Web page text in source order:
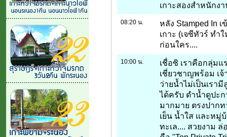
เกาะสองสำหนักง
08:20 น.
หลัง Stamped In
เกาะ (เจซีทัวร์ ทำ
ก่อนใคร....
10:00 น.
เชื่อซิ เราคือกลุ่มแ
เชี่ยวชาญพร้อม เ
ว่ายน้ำไม่เป็นเรามี
ได้ครับ ดำน้ำดูปะก
มากมาย ตรงปากท
เย็น น้ำใส และหมู่
ทะเล.... สวยงาม